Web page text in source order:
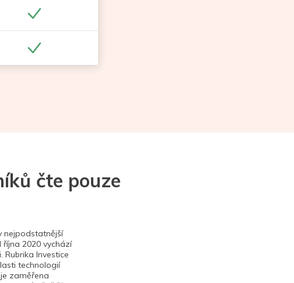
čte pouze
nejpodstatnější
2020 vychází
Investice
technologií
zaměřena